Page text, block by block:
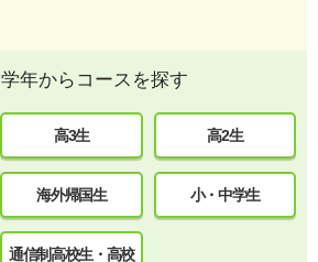
学年からコースを探す
高3生 高2生
海外帰国生 小・中学生
通信制高校生・高校